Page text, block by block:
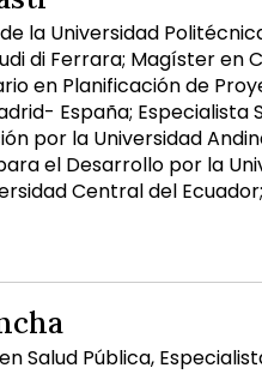
la Universidad
di Ferrara; Magíster en
en Planificación de
España; Especialista
por la Universidad
el Desarrollo por la
Central del
Salud Pública,